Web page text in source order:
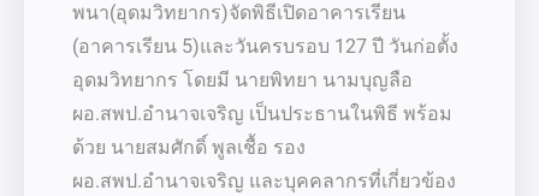
พนา(อุดมวิทยากร)จัดพิธีเปิดอาคารเรียน
(อาคารเรียน 5)และวันครบรอบ 127 ปี วันก่อตั้ง
อุดมวิทยากร โดยมี นายพิทยา นามบุญลือ
ผอ.สพป.อำนาจเจริญ เป็นประธานในพิธี พร้อม
ด้วย นายสมศักดิ์ พูลเชื้อ รอง
ผอ.สพป.อำนาจเจริญ และบุคคลากรที่เกี่ยวข้อง